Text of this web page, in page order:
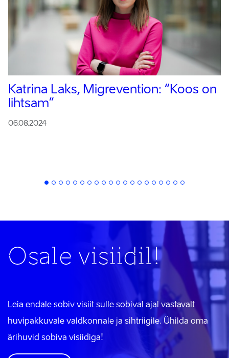
Katrina Laks, Migrevention: “Koos on
lihtsam”
06.08.2024
Osale visiidil!
Leia endale sobiv visiit sulle sobival ajal vastavalt
huvipakkuvale valdkonnale ja sihtriigile. Ühilda oma
ärihuvid sobiva visiidiga!